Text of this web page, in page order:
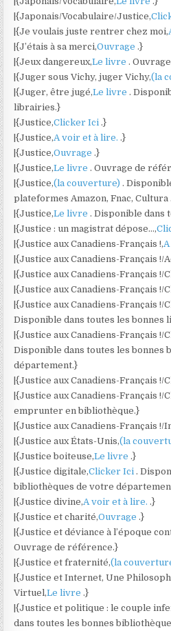
|{Japonais/Vocabulaire/Justice,
|{Je voulais juste rentrer chez moi,
|{J’étais à sa merci,Ouvrage.}
|{Jeux dangereux,Le livre.
|{Juger sous Vichy, juger Vichy,(la
|{Juger, être jugé,Le livre.
librairies.}
|{Justice,Clicker Ici.}
|{Justice,A voir et à lire..}
|{Justice,Ouvrage.}
|{Justice,Le livre. Ouvrage de
|{Justice,(la couverture).
plateformes Amazon, Fnac, Cultura
|{Justice,Le livre. Disponible dans
|{Justice : un magistrat dépose…,
|{Justice aux Canadiens-Français !,
|{Justice aux Canadiens-Français !/
|{Justice aux Canadiens-Français !/
|{Justice aux Canadiens-Français !/
|{Justice aux Canadiens-Français !/
Disponible dans toutes les bonnes
|{Justice aux Canadiens-Français !/
Disponible dans toutes les bonnes
département.}
|{Justice aux Canadiens-Français !/
|{Justice aux Canadiens-Français !/
emprunter en bibliothèque.}
|{Justice aux Canadiens-Français
|{Justice aux États-Unis,(la
|{Justice boiteuse,Le livre.}
|{Justice digitale,Clicker Ici.
bibliothèques de votre
|{Justice divine,A voir et à lire..}
|{Justice et charité,Ouvrage.}
|{Justice et déviance à l’époque
Ouvrage de référence.}
|{Justice et fraternité,(la
|{Justice et Internet, Une
Virtuel,Le livre.}
|{Justice et politique : le couple
dans toutes les bonnes